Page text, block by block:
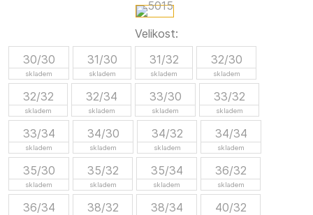
Velikost:
30/30
skladem
31/30
skladem
31/32
skladem
32/30
skladem
32/32
skladem
32/34
skladem
33/30
skladem
33/32
skladem
33/34
skladem
34/30
skladem
34/32
skladem
34/34
skladem
35/30
skladem
35/32
skladem
35/34
skladem
36/32
skladem
36/34 38/32 38/34 40/32